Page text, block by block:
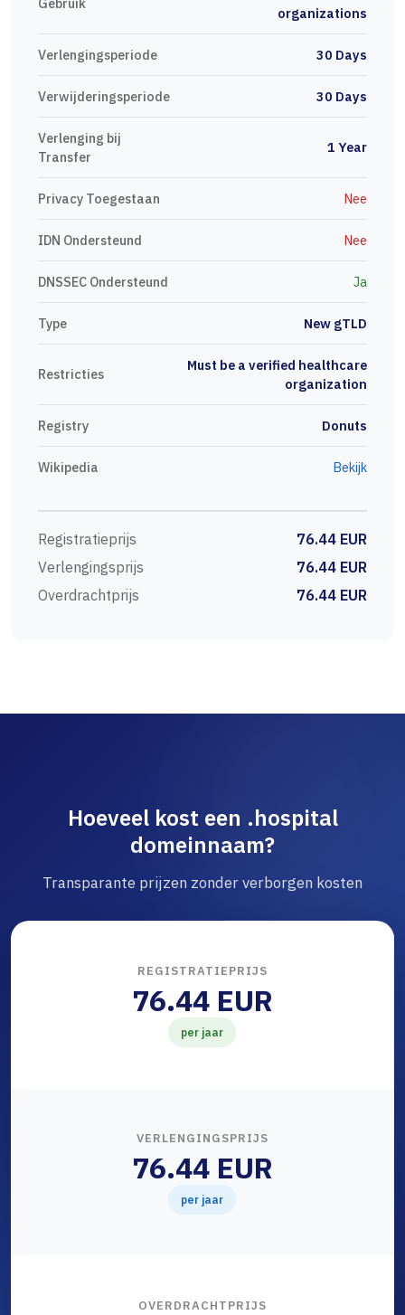
Gebruik
organizations
Verlengingsperiode 30 Days
Verwijderingsperiode 30 Days
Verlenging bij
Transfer
1 Year
Privacy Toegestaan Nee
IDN Ondersteund Nee
DNSSEC Ondersteund Ja
Type New gTLD
Restricties
Must be a verified healthcare
organization
Registry Donuts
Wikipedia Bekijk
Registratieprijs
76.44 EUR
Verlengingsprijs
76.44 EUR
Overdrachtprijs
76.44 EUR
Hoeveel kost een .hospital
domeinnaam?
Transparante prijzen zonder verborgen kosten
REGISTRATIEPRIJS
76.44 EUR
per jaar
VERLENGINGSPRIJS
76.44 EUR
per jaar
OVERDRACHTPRIJS